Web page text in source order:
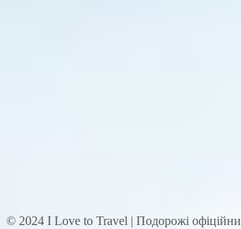
© 2024 I Love to Travel | Подорожі